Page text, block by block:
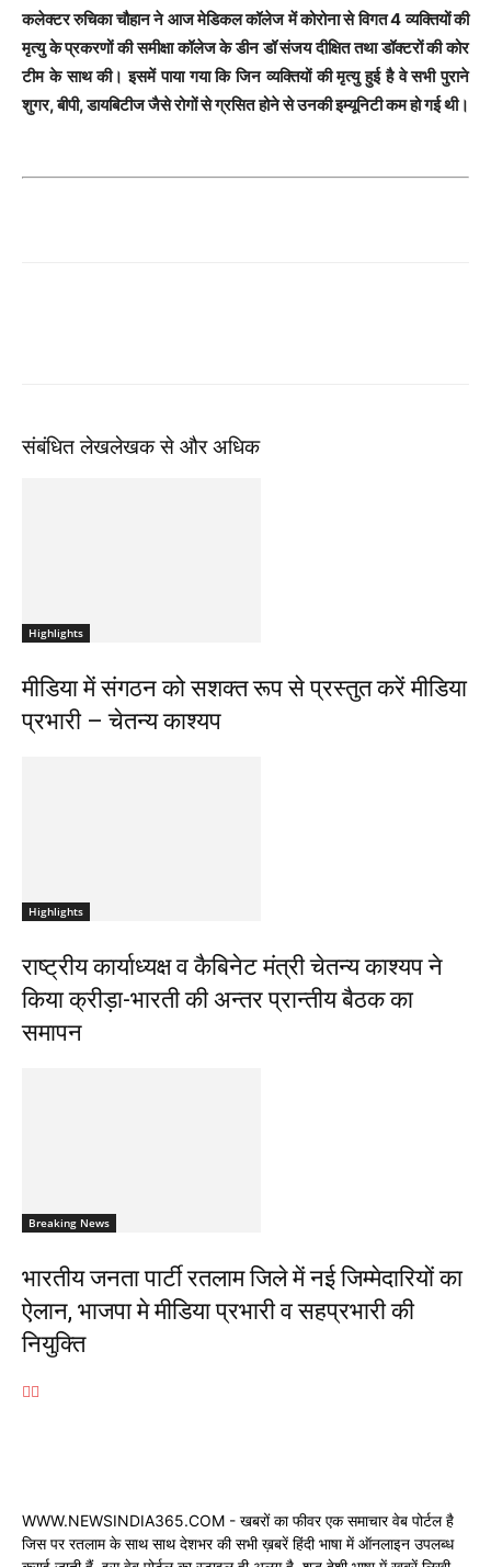
कलेक्टर रुचिका चौहान ने आज मेडिकल कॉलेज में कोरोना से विगत 4 व्यक्तियों की
मृत्यु के प्रकरणों की समीक्षा कॉलेज के डीन डॉ संजय दीक्षित तथा डॉक्टरों की कोर
टीम के साथ की। इसमें पाया गया कि जिन व्यक्तियों की मृत्यु हुई है वे सभी पुराने
शुगर, बीपी, डायबिटीज जैसे रोगों से ग्रसित होने से उनकी इम्यूनिटी कम हो गई थी।
संबंधित लेखलेखक से और अधिक
Highlights
मीडिया में संगठन को सशक्त रूप से प्रस्तुत करें मीडिया
प्रभारी – चेतन्य काश्यप
Highlights
राष्ट्रीय कार्याध्यक्ष व कैबिनेट मंत्री चेतन्य काश्यप ने
किया क्रीड़ा-भारती की अन्तर प्रान्तीय बैठक का
समापन
Breaking News
भारतीय जनता पार्टी रतलाम जिले में नई जिम्मेदारियों का
ऐलान, भाजपा मे मीडिया प्रभारी व सहप्रभारी की
नियुक्ति
WWW.NEWSINDIA365.COM - खबरों का फीवर एक समाचार वेब पोर्टल है
जिस पर रतलाम के साथ साथ देशभर की सभी ख़बरें हिंदी भाषा में ऑनलाइन उपलब्ध